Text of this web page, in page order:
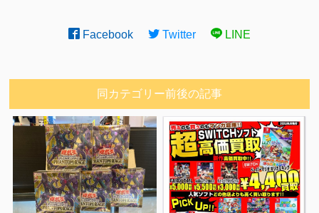
Facebook Twitter LINE
同カテゴリー前後の記事